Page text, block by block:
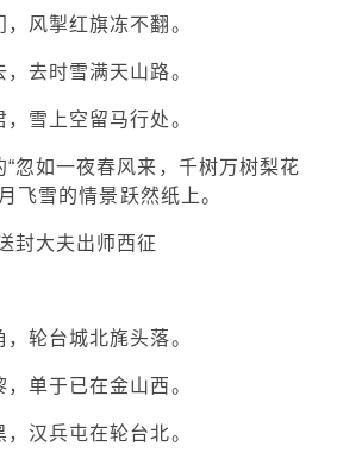
风掣红旗冻不翻。
去时雪满天山路。
雪上空留马行处。
“忽如一夜春风来，千树万树梨花
飞雪的情景跃然纸上。
封大夫出师西征
轮台城北旄头落。
单于已在金山西。
汉兵屯在轮台北。